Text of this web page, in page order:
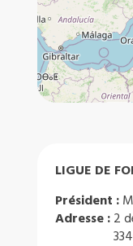
LIGUE DE
Président :
Adresse : 2